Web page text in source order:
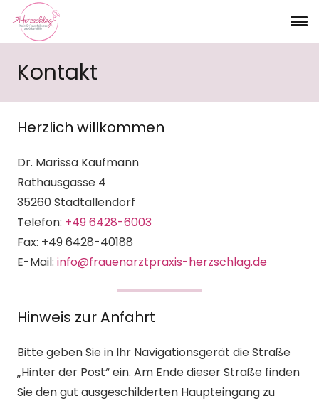
Kontakt
Herzlich willkommen
Dr. Marissa Kaufmann
Rathausgasse 4
35260 Stadtallendorf
Telefon: +49 6428-6003
Fax: +49 6428-40188
E-Mail: info@frauenarztpraxis-herzschlag.de
Hinweis zur Anfahrt
Bitte geben Sie in Ihr Navigationsgerät die Straße
„Hinter der Post“ ein. Am Ende dieser Straße finden
Sie den gut ausgeschilderten Haupteingang zu